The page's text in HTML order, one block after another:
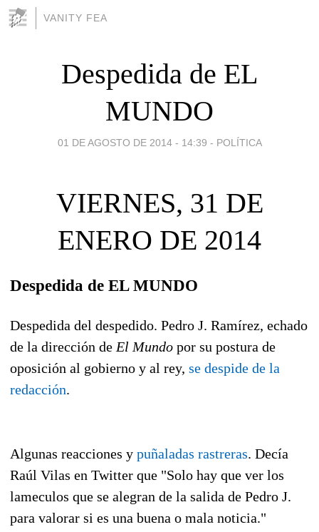
VANITY FEA
Despedida de EL
MUNDO
01 DE AGOSTO DE 2014 - 14:39 - POLÍTICA
VIERNES, 31 DE
ENERO DE 2014
Despedida de EL MUNDO
Despedida del despedido. Pedro J. Ramírez, echado
de la dirección de El Mundo por su postura de
oposición al gobierno y al rey, se despide de la
redacción.
Algunas reacciones y puñaladas rastreras. Decía
Raúl Vilas en Twitter que "Solo hay que ver los
lameculos que se alegran de la salida de Pedro J.
para valorar si es una buena o mala noticia."